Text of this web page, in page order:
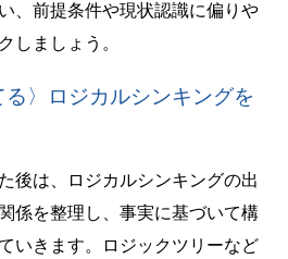
、前提条件や現状認識に偏りや
しましょう。
る〉ロジカルシンキングを
後は、ロジカルシンキングの出
係を整理し、事実に基づいて構
いきます。ロジックツリーなど